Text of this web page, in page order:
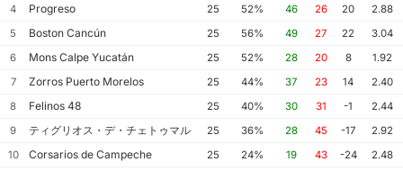
4 Progreso 25 52% 46 26 20
2.88
5
Boston Cancún 25 56% 49 27 22
3.04
6
Mons Calpe Yucatán 25 52% 28 20 8
1.92
7
Zorros Puerto Morelos 25 44% 37 23 14
2.40
8
Felinos 48 25 40% 30 31 -1
2.44
9
ティグリオス・デ・チェトゥマル 25 36% 28 45 -17
2.92
10
Corsarios de Campeche 25 24% 19 43 -24
2.48